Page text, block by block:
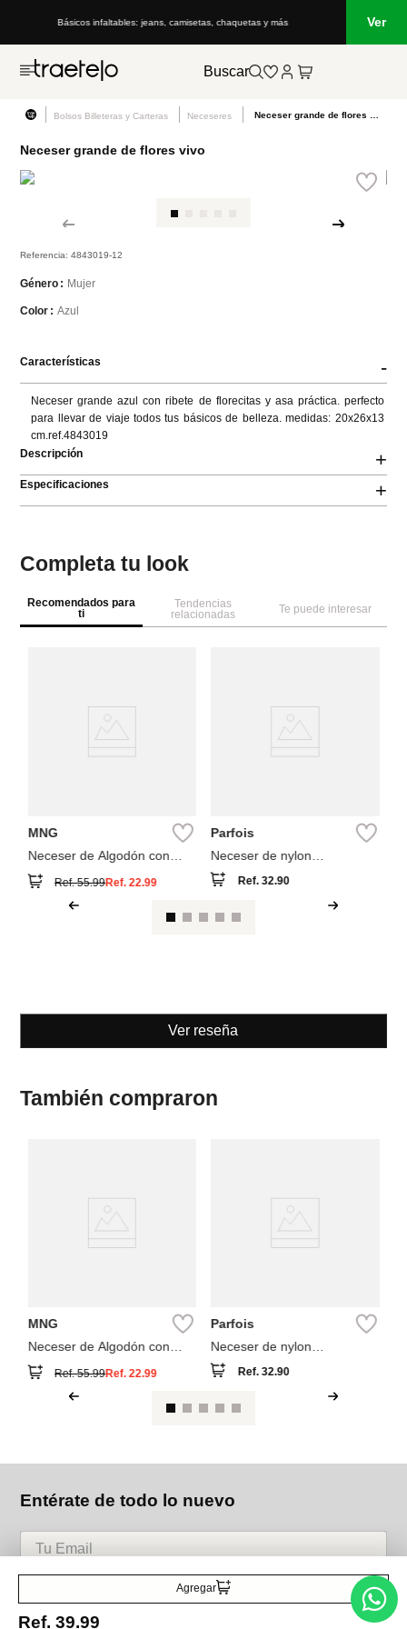
Lo que está de moda en Venezuela: marcas, estilo y tendencias
Ver
Buscar
Bolsos Billeteras y Carteras Neceseres
Neceser grande de flores vivo
Referencia:4843019-12
Género Mujer
Color Azul
Características -
Neceser grande azul con ribete de florecitas y asa práctica. perfecto
para llevar de viaje todos tus básicos de belleza. medidas: 20x26x13
cm.ref.4843019
Descripción
+
Especificaciones +
Agregar
Ref. 39.99
Completa tu look
Recomendados para
ti
Tendencias
relacionadas
Te puede interesar
MNG
Neceser de Algodón con
Ref.55.99Ref.22.99
Parfois
Neceser de nylon
estampado
Ref. 32.90
Ver reseña
También compraron
MNG
Neceser de Algodón con
Ref.55.99Ref.22.99
Parfois
Neceser de nylon
estampado
Ref. 32.90
Entérate de todo lo nuevo
Acepto la política de tratamiento de datos personales Suscribirse